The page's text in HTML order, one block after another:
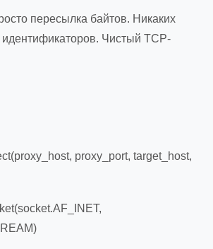
пересылка байтов. Никаких
идентификаторов. Чистый TCP-
proxy_port, target_host,